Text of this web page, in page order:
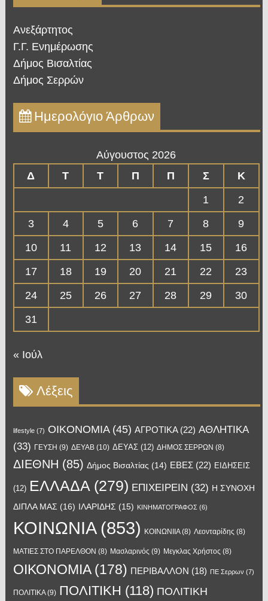
Ανεξάρτητος
Γ.Γ. Ενημέρωσης
Δήμος Βισαλτίας
Δήμος Σερρών
Ημερολόγιο Άρθρων
Αύγουστος 2026
Δ
Τ Τ Π Π Σ
Κ
1
2
3
4 5 6 7 8
9
10
11 12 13 14 15
16
17
18 19 20 21 22
23
24
25 26 27 28 29
30
31
« Ιούλ
Λέξεις
lifestyle(7) OIKONOMIA(45) ΑΓΡΟΤΙΚΑ(22) ΑΘΛΗΤΙΚΑ
(33) ΓΕΥΣΗ (9) ΔΕΥΑΒ(10) ΔΕΥΑΣ(12) ΔΗΜΟΣ ΣΕΡΡΩΝ (8)
ΔΙΕΘΝΗ (85) Δήμος Βισαλτίας (14) ΕΒΕΣ(22) ΕΙΔΗΣΕΙΣ
(12) ΕΛΛΑΔΑ(279) ΕΠΙΧΕΙΡΕΙΝ (32) Η ΣΥΝΟΧΗ
ΔΙΠΛΑ ΜΑΣ (16) ΙΛΑΡΙΔΗΣ (15) ΚΙΝΗΜΑΤΟΓΡΑΦΟΣ(6)
ΚΟΙΝΩΝΙΑ(853) ΚΟΙΝΩΝΙΙΑ(8) Λεονταρίδης (8)
ΜΑΤΙΕΣ ΣΤΟ ΠΑΡΕΛΘΟΝ (8) Μασλαρινός (9) Μεγκλας Χρήστος (8)
ΟΙΚΟΝΟΜΙΑ(178) ΠΕΡΙΒΑΛΛΟΝ (18) ΠΕ Σερρων (7)
ΠΟΛΙΤΙΚΑ(9) ΠΟΛΙΤΙΚΗ (118) ΠΟΛΙΤΙΚΗ